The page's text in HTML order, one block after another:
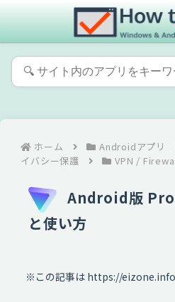
ホーム Androidアプリ
イバシー保護
VPN /
Android版
と使い方
※この記事は https://